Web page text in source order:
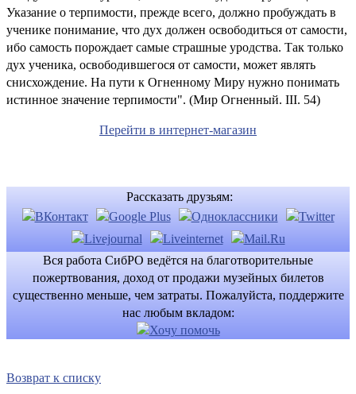
Указание о терпимости, прежде всего, должно пробуждать в
ученике понимание, что дух должен освободиться от самости,
ибо самость порождает самые страшные уродства. Так только
дух ученика, освободившегося от самости, может являть
снисхождение. На пути к Огненному Миру нужно понимать
истинное значение терпимости". (Мир Огненный. III. 54)
Перейти в интернет-магазин
Рассказать друзьям:
Вся работа СибРО ведётся на благотворительные
пожертвования, доход от продажи музейных билетов
существенно меньше, чем затраты. Пожалуйста, поддержите
нас любым вкладом:
Возврат к списку